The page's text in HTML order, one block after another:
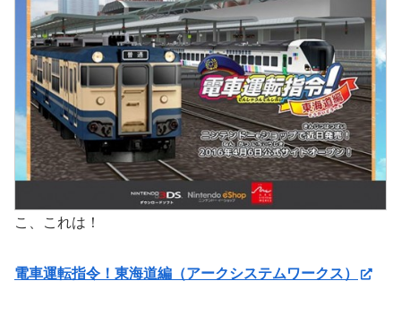
こ、これは！
電車運転指令！東海道編（アークシステムワークス）